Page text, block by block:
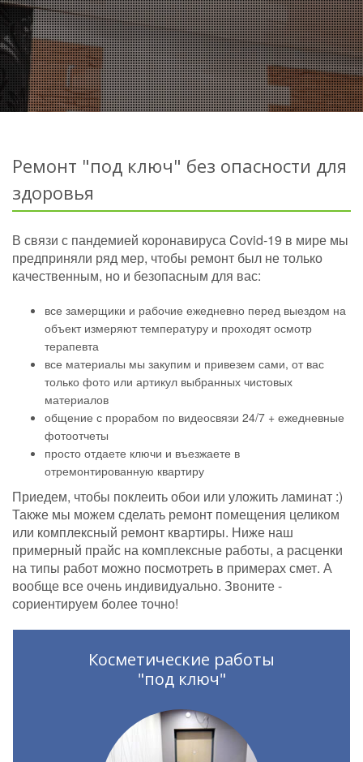
Ремонт "под ключ" без опасности для
здоровья
В связи с пандемией коронавируса Covid-19 в мире мы
предприняли ряд мер, чтобы ремонт был не только
качественным, но и безопасным для вас:
все замерщики и рабочие ежедневно перед выездом на
объект измеряют температуру и проходят осмотр
терапевта
все материалы мы закупим и привезем сами, от вас
только фото или артикул выбранных чистовых
материалов
общение с прорабом по видеосвязи 24/7 + ежедневные
фотоотчеты
просто отдаете ключи и въезжаете в
отремонтированную квартиру
Приедем, чтобы поклеить обои или уложить ламинат :)
Также мы можем сделать ремонт помещения целиком
или комплексный ремонт квартиры. Ниже наш
примерный прайс на комплексные работы, а расценки
на типы работ можно посмотреть в примерах смет. А
вообще все очень индивидуально. Звоните -
сориентируем более точно!
Косметические работы
"под ключ"